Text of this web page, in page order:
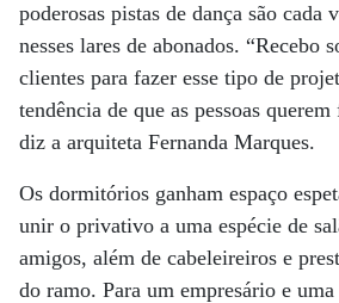
poderosas pistas de dança são cada
nesses lares de abonados. “Recebo
clientes para fazer esse tipo de
tendência de que as pessoas
diz a arquiteta Fernanda Marques.
Os dormitórios ganham espaço
unir o privativo a uma espécie de
amigos, além de cabeleireiros e
do ramo. Para um empresário e